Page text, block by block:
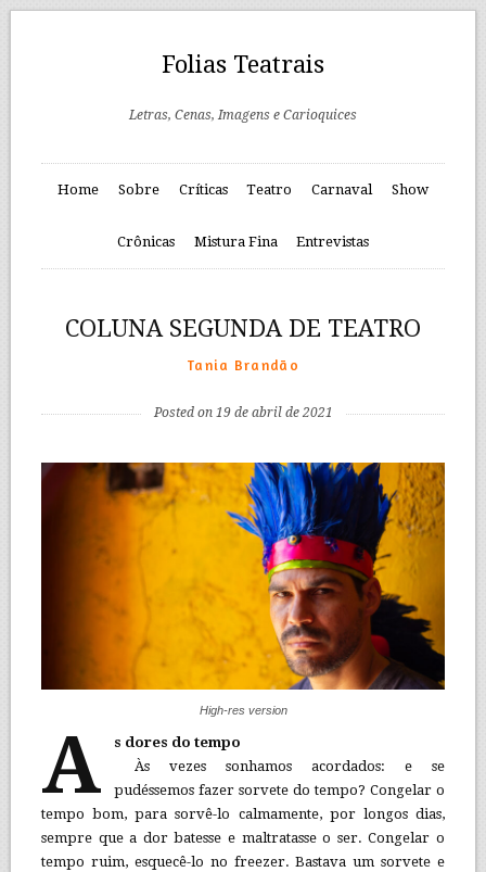
Folias Teatrais
Letras, Cenas, Imagens e Carioquices
Home Sobre Críticas Teatro Carnaval Show
Crônicas Mistura Fina Entrevistas
COLUNA SEGUNDA DE TEATRO
Tania Brandão
Posted on 19 de abril de 2021
High-res version
A
s dores do tempo
Às vezes sonhamos acordados: e se
pudéssemos fazer sorvete do tempo? Congelar o
tempo bom, para sorvê-lo calmamente, por longos dias,
sempre que a dor batesse e maltratasse o ser. Congelar o
tempo ruim, esquecê-lo no freezer. Bastava um sorvete e